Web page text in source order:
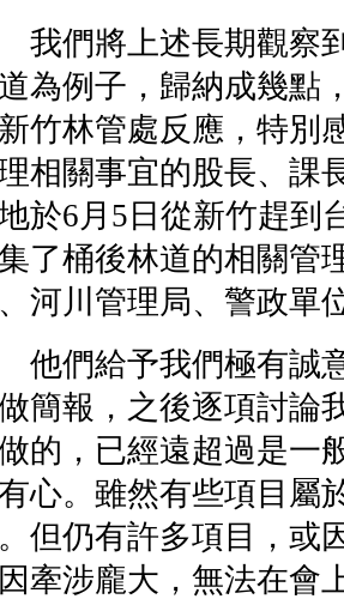
們將上述長期觀察到
為例子，歸納成幾點
竹林管處反應，特別
相關事宜的股長、課
於6月5日從新竹趕到
了桶後林道的相關管
河川管理局、警政
們給予我們極有誠意
簡報，之後逐項討論
的，已經遠超過是一
心。雖然有些項目屬
但仍有許多項目，或
牽涉龐大，無法在會